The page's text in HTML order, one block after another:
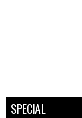
SPECIAL